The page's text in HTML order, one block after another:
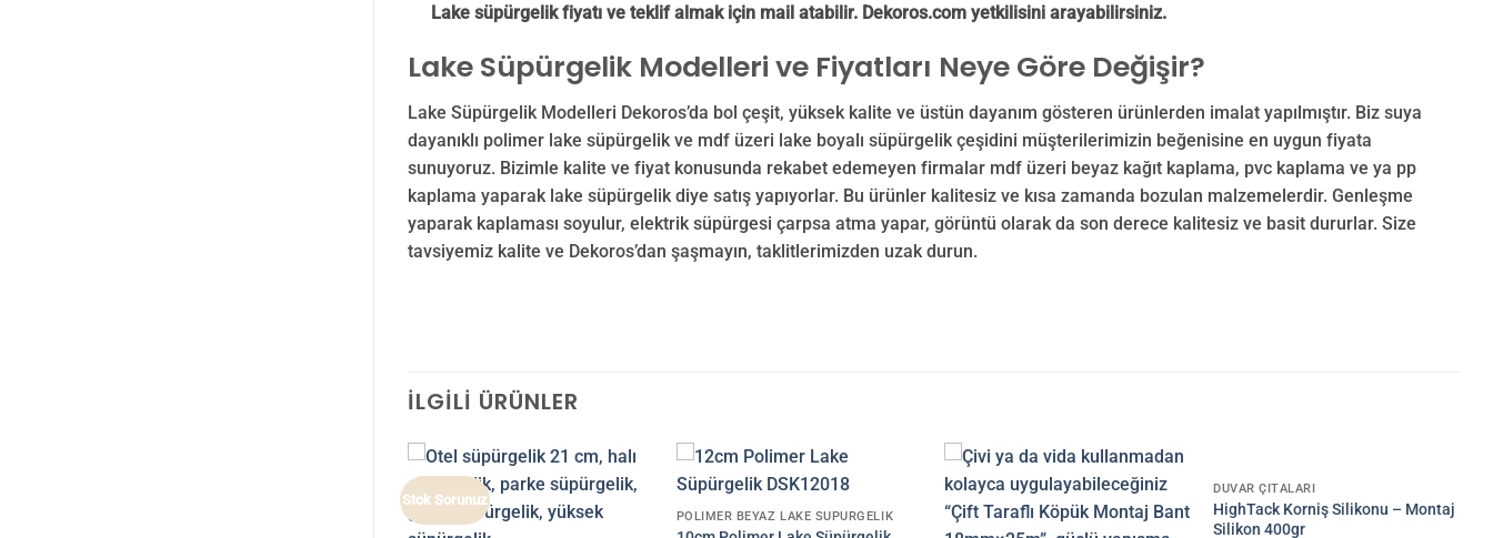
Lake süpürgelik fiyatı ve teklif almak için mail atabilir. Dekoros.com yetkilisini arayabilirsiniz.
Lake Süpürgelik Modelleri ve Fiyatları Neye Göre Değişir?
Lake Süpürgelik Modelleri Dekoros’da bol çeşit, yüksek kalite ve üstün dayanım gösteren ürünlerden imalat yapılmıştır. Biz suya
dayanıklı polimer lake süpürgelik ve mdf üzeri lake boyalı süpürgelik çeşidini müşterilerimizin beğenisine en uygun fiyata
sunuyoruz. Bizimle kalite ve fiyat konusunda rekabet edemeyen firmalar mdf üzeri beyaz kağıt kaplama, pvc kaplama ve ya pp
kaplama yaparak lake süpürgelik diye satış yapıyorlar. Bu ürünler kalitesiz ve kısa zamanda bozulan malzemelerdir. Genleşme
yaparak kaplaması soyulur, elektrik süpürgesi çarpsa atma yapar, görüntü olarak da son derece kalitesiz ve basit dururlar. Size
tavsiyemiz kalite ve Dekoros’dan şaşmayın, taklitlerimizden uzak durun.
İLGILI ÜRÜNLER
Stok Sorunuz
POLIMER BEYAZ LAKE SÜPÜRGELIK
DUVAR ÇITALARI
HighTack Korniş Silikonu – Montaj
Silikon 400gr